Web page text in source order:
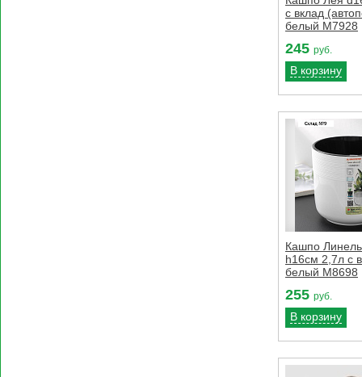
с вклад
белый М7928
245 руб.
В корзину
Кашпо
h16см 2,7л с
белый М8698
255 руб.
В корзину